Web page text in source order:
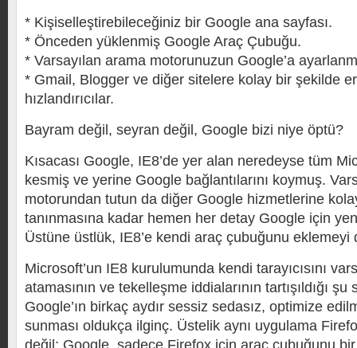
* Kişiselleştirebileceğiniz bir Google ana sayfası.
* Önceden yüklenmiş Google Araç Çubuğu.
* Varsayılan arama motorunuzun Google’a
* Gmail, Blogger ve diğer sitelere kolay bir şekilde
hızlandırıcılar.
Bayram değil, seyran değil, Google bizi niye öptü?
Kısacası Google, IE8’de yer alan neredeyse tüm
kesmiş ve yerine Google bağlantılarını koymuş.
motorundan tutun da diğer Google hizmetlerine
tanınmasına kadar hemen her detay Google için
Üstüne üstlük, IE8’e kendi araç çubuğunu
Microsoft’un IE8 kurulumunda kendi tarayıcısını
atamasının ve tekelleşme iddialarının tartışıldığı
Google’ın birkaç aydır sessiz sedasız, optimize
sunması oldukça ilginç. Üstelik aynı uygulama
değil; Google, sadece Firefox için araç çubuğunu